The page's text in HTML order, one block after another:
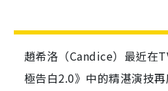
趙希洛（Candice）最近在
極告白2.0》中的精湛演技